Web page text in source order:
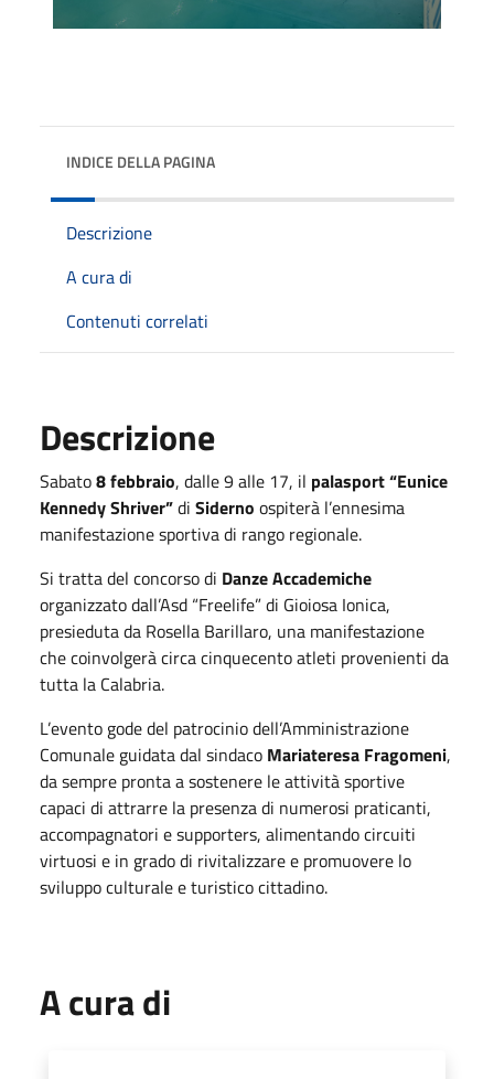
INDICE DELLA PAGINA
Descrizione
A cura di
Contenuti correlati
Descrizione
Sabato8 febbraio, dalle 9 alle 17, il palasport “Eunice
Kennedy Shriver”di Siderno ospiterà l’ennesima
manifestazione sportiva di rango regionale.
Si tratta del concorso di Danze Accademiche
organizzato dall’Asd “Freelife” di Gioiosa Ionica,
presieduta da Rosella Barillaro, una manifestazione
che coinvolgerà circa cinquecento atleti provenienti da
tutta la Calabria.
L’evento gode del patrocinio dell’Amministrazione
Comunale guidata dal sindaco Mariateresa Fragomeni,
da sempre pronta a sostenere le attività sportive
capaci di attrarre la presenza di numerosi praticanti,
accompagnatori e supporters, alimentando circuiti
virtuosi e in grado di rivitalizzare e promuovere lo
sviluppo culturale e turistico cittadino.
A cura di